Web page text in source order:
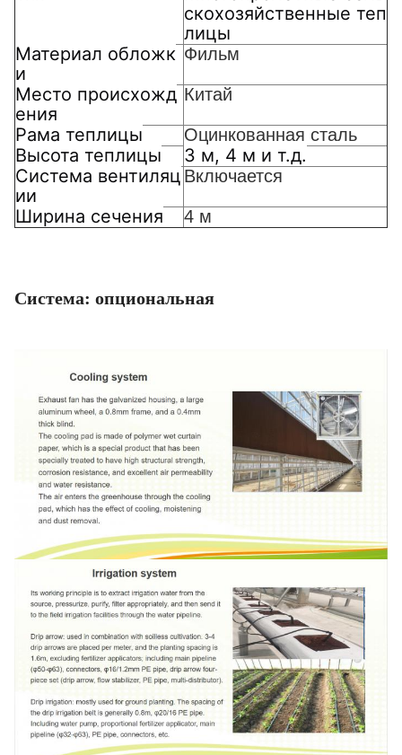
скохозяйственные теп
лицы
Материал обложк
и
Фильм
Место происхожд
ения
Китай
Рама теплицы Оцинкованная сталь
Высота теплицы
3 м, 4 м и т.д.
Система вентиляц
ии
Включается
Ширина сечения 4 м
Система: опциональная